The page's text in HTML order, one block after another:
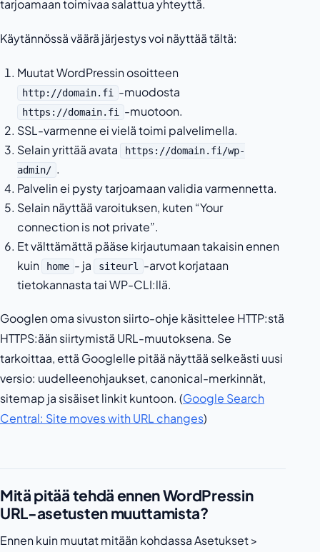
tarjoamaan toimivaa salattua yhteyttä.
Käytännössä väärä järjestys voi näyttää tältä:
Muutat WordPressin osoitteen
http://domain.fi -muodosta
https://domain.fi
-muotoon.
SSL-varmenne ei vielä toimi palvelimella.
Selain yrittää avata
https://domain.fi/wp-
admin/ .
Palvelin ei pysty tarjoamaan validia varmennetta.
Selain näyttää varoituksen, kuten “Your
connection is not private”.
Et välttämättä pääse kirjautumaan takaisin ennen
kuin
home - ja siteurl
-arvot korjataan
tietokannasta tai WP-CLI:llä.
Googlen oma sivuston siirto-ohje käsittelee HTTP:stä
HTTPS:ään siirtymistä URL-muutoksena. Se
tarkoittaa, että Googlelle pitää näyttää selkeästi uusi
versio: uudelleenohjaukset, canonical-merkinnät,
sitemap ja sisäiset linkit kuntoon. (Google Search
Central: Site moves with URL changes)
Mitä pitää tehdä ennen WordPressin
URL-asetusten muuttamista?
Ennen kuin muutat mitään kohdassa Asetukset >